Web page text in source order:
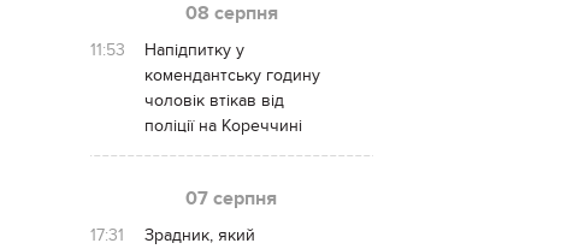
08 серпня
11:53
Напідпитку у
комендантську годину
чоловік втікав від
поліції на Кореччині
07 серпня
17:31
Зрадник, який